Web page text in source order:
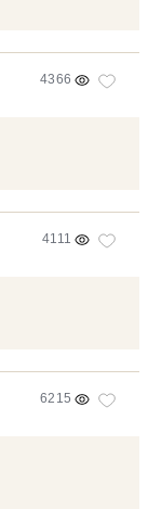
4366
4111
6215